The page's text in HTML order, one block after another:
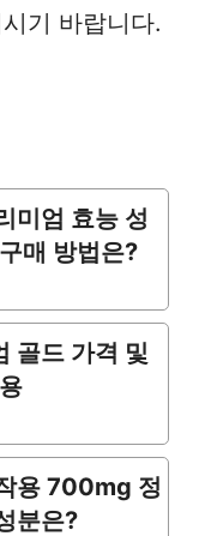
기 바랍니다.
미엄 효능 성
매 방법은?
골드 가격 및
용 700mg 정
분은?